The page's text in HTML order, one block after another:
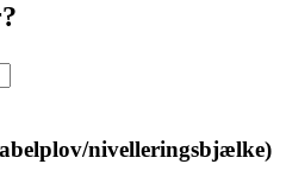
nivelleringsbjælke)